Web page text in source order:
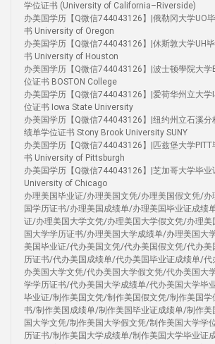
学位证书 (University of California–Riverside)
办美国学历【Q微信744043126】|俄勒冈大学UO
书 University of Oregon
办美国学历【Q微信744043126】|休斯敦大学UH
书 University of Houston
办美国学历【Q微信744043126】|波士顿學院大学
位证书 BOSTON College
办美国学历【Q微信744043126】|爱荷华州立大学
位证书 Iowa State University
办美国学历【Q微信744043126】|纽约州立石溪分
绩单学位证书 Stony Brook University SUNY
办美国学历【Q微信744043126】|匹兹堡大学
书 University of Pittsburgh
办美国学历【Q微信744043126】|芝加哥大学毕业
University of Chicago
办理美国毕业证/办理美国文凭/办理美国假文凭/
国学历证书/办理美国成绩单/办理美国毕业证成绩
证/办理美国大学文凭/办理美国大学假文凭/办理
国大学学历证书/办理美国大学成绩单/办理美国大
美国毕业证/代办美国文凭/代办美国假文凭/代办
历证书/代办美国成绩单/代办美国毕业证成绩单/
办美国大学文凭/代办美国大学假文凭/代办美国大
学学历证书/代办美国大学成绩单/代办美国大学毕
毕业证/制作美国文凭/制作美国假文凭/制作美国
书/制作美国成绩单/制作美国毕业证成绩单/制作
国大学文凭/制作美国大学假文凭/制作美国大学学
历证书/制作美国大学成绩单/制作美国大学毕业证